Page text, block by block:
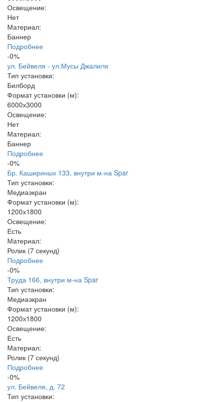
Освещение:
Нет
Материал:
Баннер
Подробнее
-0%
ул. Бейвеля - ул.Мусы Джалиля
Тип установки:
Билборд
Формат установки (м):
6000х3000
Освещение:
Нет
Материал:
Баннер
Подробнее
-0%
Бр. Кашириных 133, внутри м-на Spar
Тип установки:
Медиаэкран
Формат установки (м):
1200х1800
Освещение:
Есть
Материал:
Ролик (7 секунд)
Подробнее
-0%
Труда 166, внутри м-на Spar
Тип установки:
Медиаэкран
Формат установки (м):
1200х1800
Освещение:
Есть
Материал:
Ролик (7 секунд)
Подробнее
-0%
ул. Бейвеля, д. 72
Тип установки: